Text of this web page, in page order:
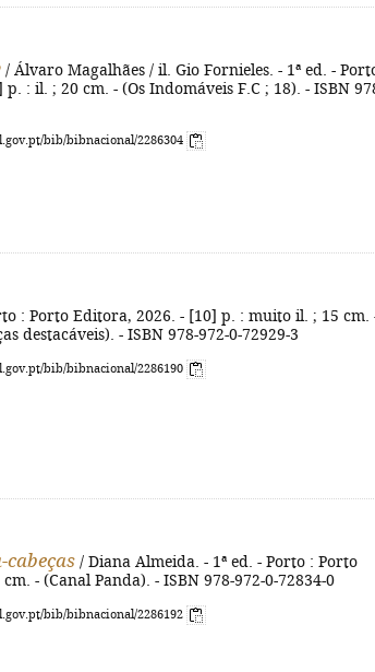
/ Álvaro Magalhães / il. Gio Fornieles. - 1ª ed. -
: il. ; 20 cm. - (Os Indomáveis F.C ; 18). - ISBN
bib/bibnacional/2286304
: Porto Editora, 2026. - [10] p. : muito il. ; 15 cm.
destacáveis). - ISBN 978-972-0-72929-3
bib/bibnacional/2286190
/ Diana Almeida. - 1ª ed. - Porto : Porto
- (Canal Panda). - ISBN 978-972-0-72834-0
bib/bibnacional/2286192